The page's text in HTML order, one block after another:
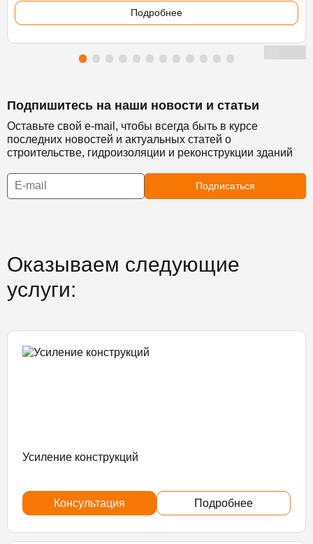
Подробнее
Подпишитесь на наши новости и статьи
Оставьте свой e-mail, чтобы всегда быть в курсе
последних новостей и актуальных статей о
строительстве, гидроизоляции и реконструкции зданий
Подписаться
Оказываем следующие
услуги:
Усиление конструкций
Консультация Подробнее